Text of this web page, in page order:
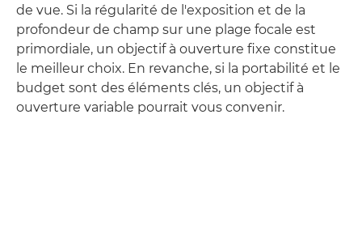
de vue. Si la régularité de l'exposition et de la
profondeur de champ sur une plage focale est
primordiale, un objectif à ouverture fixe constitue
le meilleur choix. En revanche, si la portabilité et le
budget sont des éléments clés, un objectif à
ouverture variable pourrait vous convenir.